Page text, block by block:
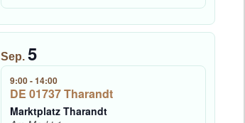
Sep. 5
9:00-14:00
DE 01737 Tharandt
Marktplatz Tharandt